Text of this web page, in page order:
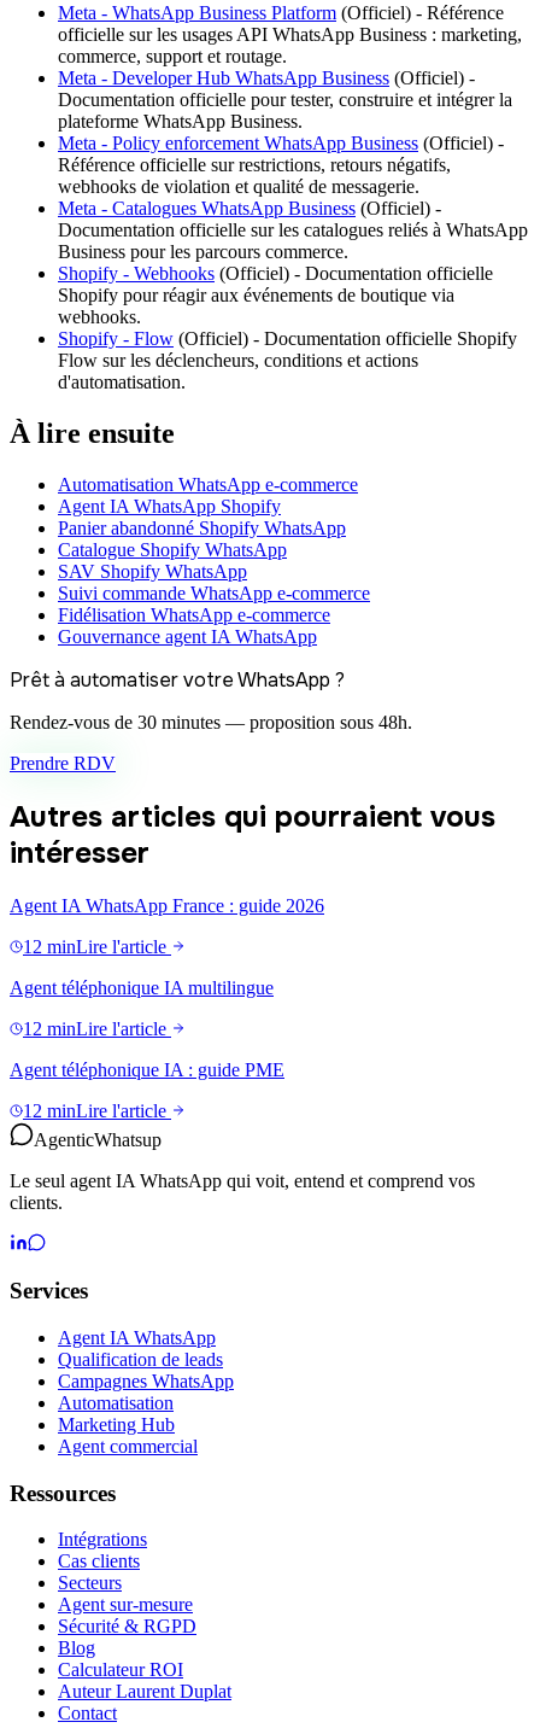
Meta - WhatsApp Business Platform (Officiel) - Référence
officielle sur les usages API WhatsApp Business : marketing,
commerce, support et routage.
Meta - Developer Hub WhatsApp Business (Officiel) -
Documentation officielle pour tester, construire et intégrer la
plateforme WhatsApp Business.
Meta - Policy enforcement WhatsApp Business (Officiel) -
Référence officielle sur restrictions, retours négatifs,
webhooks de violation et qualité de messagerie.
Meta - Catalogues WhatsApp Business (Officiel) -
Documentation officielle sur les catalogues reliés à WhatsApp
Business pour les parcours commerce.
Shopify - Webhooks (Officiel) - Documentation officielle
Shopify pour réagir aux événements de boutique via
webhooks.
Shopify - Flow (Officiel) - Documentation officielle Shopify
Flow sur les déclencheurs, conditions et actions
d'automatisation.
À lire ensuite
Automatisation WhatsApp e-commerce
Agent IA WhatsApp Shopify
Panier abandonné Shopify WhatsApp
Catalogue Shopify WhatsApp
SAV Shopify WhatsApp
Suivi commande WhatsApp e-commerce
Fidélisation WhatsApp e-commerce
Gouvernance agent IA WhatsApp
Prêt à automatiser votre WhatsApp ?
Rendez-vous de 30 minutes — proposition sous 48h.
Prendre RDV
Autres articles qui pourraient vous
intéresser
Agent IA WhatsApp France : guide 2026
12 minLire l'article
Agent téléphonique IA multilingue
12 minLire l'article
Agent téléphonique IA : guide PME
12 minLire l'article
AgenticWhatsup
Le seul agent IA WhatsApp qui voit, entend et comprend vos
clients.
Services
Agent IA WhatsApp
Qualification de leads
Campagnes WhatsApp
Automatisation
Marketing Hub
Agent commercial
Ressources
Intégrations
Cas clients
Secteurs
Agent sur-mesure
Sécurité & RGPD
Blog
Calculateur ROI
Auteur Laurent Duplat
Contact